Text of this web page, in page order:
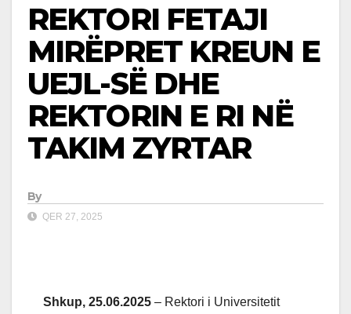
REKTORI FETAJI
MIRËPRET KREUN E
UEJL-SË DHE
REKTORIN E RI NË
TAKIM ZYRTAR
By
QER 27, 2025
Shkup, 25.06.2025 – Rektori i Universitetit